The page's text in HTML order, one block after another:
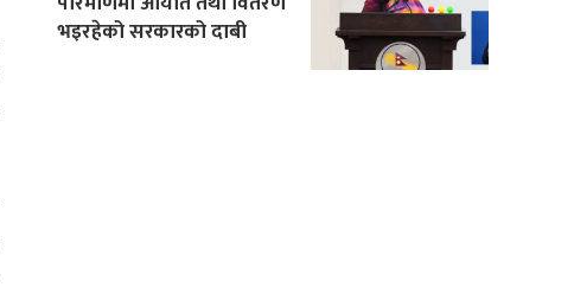
भइरहेको सरकारको दाबी